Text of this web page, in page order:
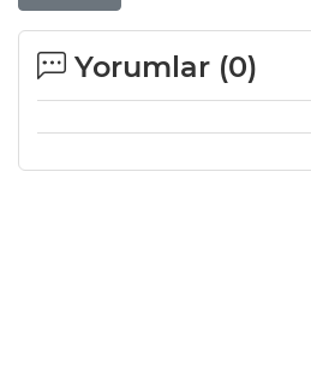
Yorumlar (0)